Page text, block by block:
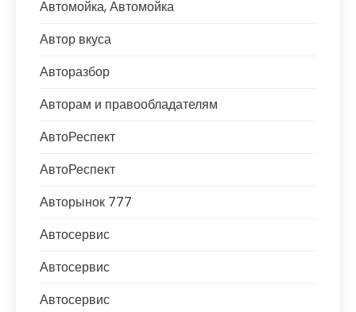
Автомойка, Автомойка
Автор вкуса
Авторазбор
Авторам и правообладателям
АвтоРеспект
АвтоРеспект
Авторынок 777
Автосервис
Автосервис
Автосервис